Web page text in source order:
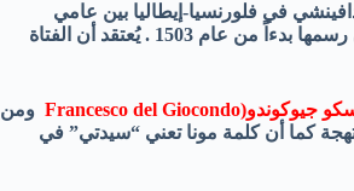
في فلورنسيا-إيطاليا بين عامي
1503و1506 حيث أن معظم مؤرخي الفن اتفقوا أن دافنشي استغرق أربع سنوات في رسمها بدءاً من عام 1503 . يُعتقد أن الفتاة
جيوكوندو(Francesco del Giocondo ومن
كما أن كلمة مونا تعني “سيدتي” في